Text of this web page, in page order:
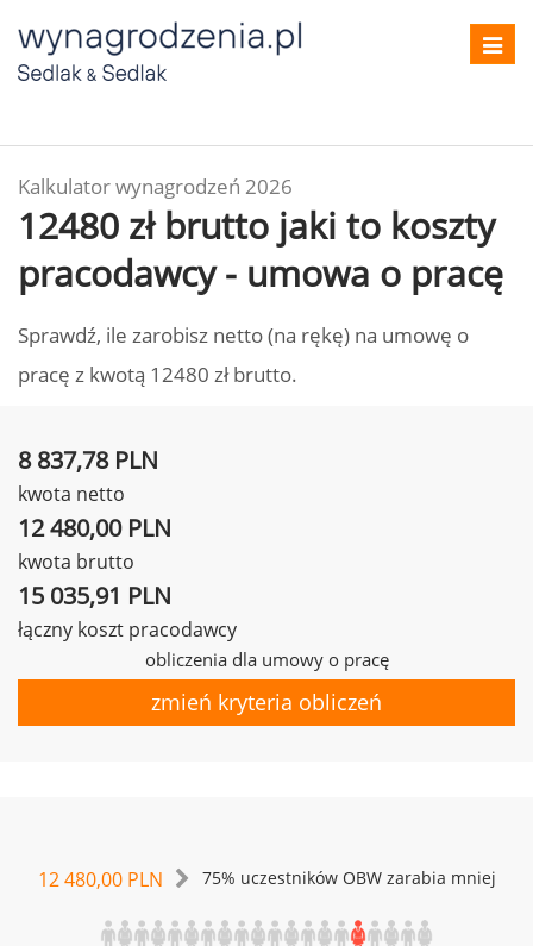
Kalkulator wynagrodzeń 2026
12480 zł brutto jaki to koszty
pracodawcy - umowa o pracę
Sprawdź, ile zarobisz netto (na rękę) na umowę o
pracę z kwotą 12480 zł brutto.
8 837,78 PLN
kwota netto
12 480,00 PLN
kwota brutto
15 035,91 PLN
łączny koszt pracodawcy
obliczenia dla umowy o pracę
zmień kryteria obliczeń
12 480,00 PLN 75% uczestników OBW zarabia mniej